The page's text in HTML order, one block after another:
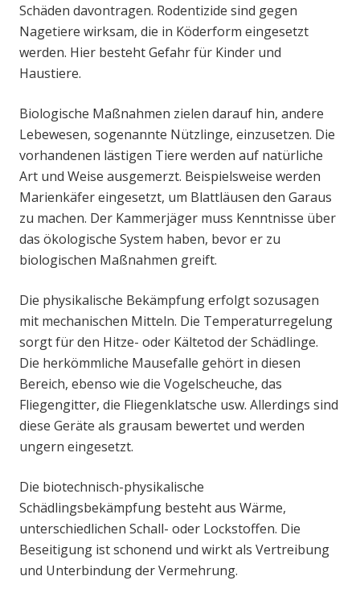
Schäden davontragen. Rodentizide sind gegen
Nagetiere wirksam, die in Köderform eingesetzt
werden. Hier besteht Gefahr für Kinder und
Haustiere.
Biologische Maßnahmen zielen darauf hin, andere
Lebewesen, sogenannte Nützlinge, einzusetzen. Die
vorhandenen lästigen Tiere werden auf natürliche
Art und Weise ausgemerzt. Beispielsweise werden
Marienkäfer eingesetzt, um Blattläusen den Garaus
zu machen. Der Kammerjäger muss Kenntnisse über
das ökologische System haben, bevor er zu
biologischen Maßnahmen greift.
Die physikalische Bekämpfung erfolgt sozusagen
mit mechanischen Mitteln. Die Temperaturregelung
sorgt für den Hitze- oder Kältetod der Schädlinge.
Die herkömmliche Mausefalle gehört in diesen
Bereich, ebenso wie die Vogelscheuche, das
Fliegengitter, die Fliegenklatsche usw. Allerdings sind
diese Geräte als grausam bewertet und werden
ungern eingesetzt.
Die biotechnisch-physikalische
Schädlingsbekämpfung besteht aus Wärme,
unterschiedlichen Schall- oder Lockstoffen. Die
Beseitigung ist schonend und wirkt als Vertreibung
und Unterbindung der Vermehrung.